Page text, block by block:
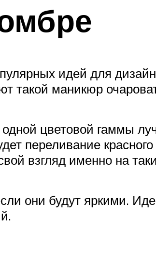
идей для
такой маникюр
цветовой гаммы
переливание
взгляд именно на
они будут яркими.